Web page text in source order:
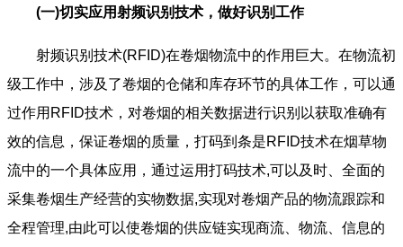
(一)切实应用射频识别技术，做好识别工作
射频识别技术(RFID)在卷烟物流中的作用巨大。在物流初
级工作中，涉及了卷烟的仓储和库存环节的具体工作，可以通
过作用RFID技术，对卷烟的相关数据进行识别以获取准确有
效的信息，保证卷烟的质量，打码到条是RFID技术在烟草物
流中的一个具体应用，通过运用打码技术,可以及时、全面的
采集卷烟生产经营的实物数据,实现对卷烟产品的物流跟踪和
全程管理,由此可以使卷烟的供应链实现商流、物流、信息的